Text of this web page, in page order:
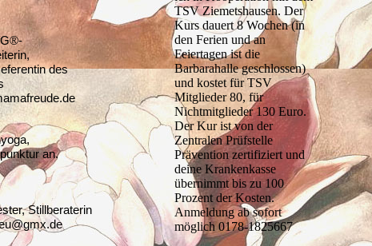
des
an.
Stillberaterin
TSV Ziemetshausen. Der
Kurs dauert 8 Wochen (in
den Ferien und an
Feiertagen ist die
Barbarahalle geschlossen)
und kostet für TSV
Mitglieder 80, für
Nichtmitglieder 130 Euro.
Der Kur ist von der
Zentralen Prüfstelle
Prävention zertifiziert und
deine Krankenkasse
übernimmt bis zu 100
Prozent der Kosten.
Anmeldung ab sofort
möglich 0178-1825667